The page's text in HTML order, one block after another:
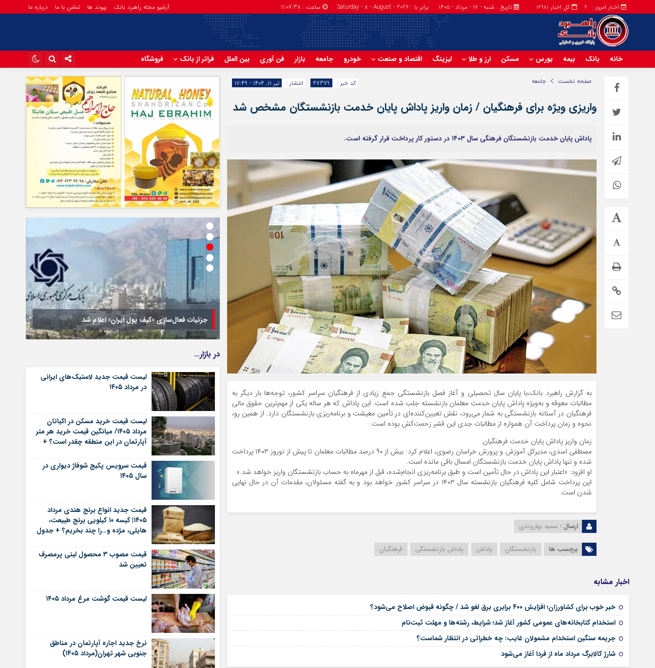
کل اخبار 16981 اخبار امروز : 6 تاریخ : شنبه - ۱۷ - مرداد - ۱۴۰۵ برابر با : Saturday - 8 - August - 2026 ساعت : 11:07:38 آرشیو مجله راهبرد بانک پیوند ها تماس با ما درباره ما
خانه بانک بیمه بورس مسکن ارز و طلا لیزینگ اقتصاد و صنعت خودرو جامعه بازار فن آوری بین الملل فراتر از بانک فروشگاه
اینستاگرام
تلگرام
آپارات
صفحه نخست جامعه انتشار : تیر ۱۱, ۱۴۰۴ - ۱۷:۴۹ کد خبر : 47379
واریزی ویژه برای فرهنگیان / زمان واریز پاداش پایان خدمت بازنشستگان مشخص شد
پاداش پایان خدمت بازنشستگان فرهنگی سال ۱۴۰۳ در دستور کار پرداخت قرار گرفته است.
به گزارش راهبرد بانک،با پایان سال تحصیلی و آغاز فصل بازنشستگی جمع زیادی از فرهنگیان سراسر کشور، توجه‌ها بار دیگر به
مطالبات معوقه و به‌ویژه پاداش پایان خدمت معلمان بازنشسته جلب شده است. این پاداش که هر ساله یکی از مهم‌ترین حقوق مالی
فرهنگیان در آستانه بازنشستگی به شمار می‌رود، نقش تعیین‌کننده‌ای در تأمین معیشت و برنامه‌ریزی بازنشستگان دارد. از همین رو،
نحوه و زمان پرداخت آن همواره از مطالبات جدی این قشر زحمت‌کش بوده است.
زمان واریز پاداش پایان خدمت فرهنگیان
مصطفی اسدی، مدیرکل آموزش و پرورش خراسان رضوی، اعلام کرد: بیش از ۹۰ درصد مطالبات معلمان تا پیش از نوروز ۱۴۰۳ پرداخت
شده و تنها پاداش پایان خدمت بازنشستگان امسال باقی مانده است.
او افزود: «اعتبار این پاداش در حال تأمین است و طبق برنامه‌ریزی انجام‌شده، قبل از مهرماه به حساب بازنشستگان واریز خواهد شد.»
این پرداخت شامل کلیه فرهنگیان بازنشسته سال ۱۴۰۳ در سراسر کشور خواهد بود و به گفته مسئولان، مقدمات آن در حال نهایی
شدن است.
ارسال : سمیه بهاروندی
برچسب ها بازنشستگان پاداش پاداش بازنشستگی فرهنگیان
اخبار مشابه
خبر خوب برای کشاورزان؛ افزایش ۴۰۰ برابری برق لغو شد / چگونه قبوض اصلاح می‌شود؟
استخدام کتابخانه‌های عمومی کشور آغاز شد؛ شرایط، رشته‌ها و مهلت ثبت‌نام
جریمه سنگین استخدام مشمولان غایب: چه خطراتی در انتظار شماست؟
شارژ کالابرگ مرداد ماه از فردا آغاز می‌شود
وام فوری بی دردسر بدون ضامن قرض الحسنه | شرایط
دریافت تسهیلات سریع و کم‌بهره | جزئیات ثبت درخواست
وام آسان
استعلام بیمه بدنه خودرو؛ راهنمای کامل از بیمه مرکزی تا
پیامک و اپلیکیشن + پاسخ به سوالات رایج
جزئیات فعال‌سازی «کیف پول ایران» اعلام شد
در بازار…
لیست قیمت جدید لاستیک‌های ایرانی
در مرداد ۱۴۰۵
لیست قیمت خرید مسکن در اکباتان
مرداد ۱۴۰۵/ میانگین قیمت خرید هر متر
آپارتمان در این منطقه چقدر است؟ +
قیمت سرویس پکیج شوفاژ دیواری در
سال ۱۴۰۵
قیمت جدید انواع برنج هندی مرداد
۱۴۰۵| کیسه ۱۰ کیلویی برنج طبیعت،
هایلی، مژده و…را چند بخریم؟ + جدول
قیمت مصوب ۳ محصول لبنی پرمصرف
تعیین شد
لیست قیمت گوشت مرغ مرداد ۱۴۰۵
نرخ جدید اجاره آپارتمان در مناطق
جنوبی شهر تهران(مرداد ۱۴۰۵)